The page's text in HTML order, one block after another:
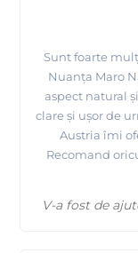
Sunt foarte
Nuanța Maro
aspect natural
clare și ușor de
Austria îmi
Recomand
V-a fost de